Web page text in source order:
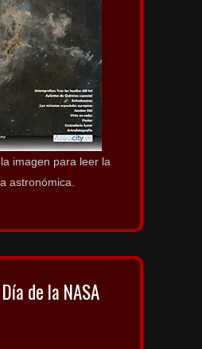
imagen para leer la
astronómica.
de la NASA